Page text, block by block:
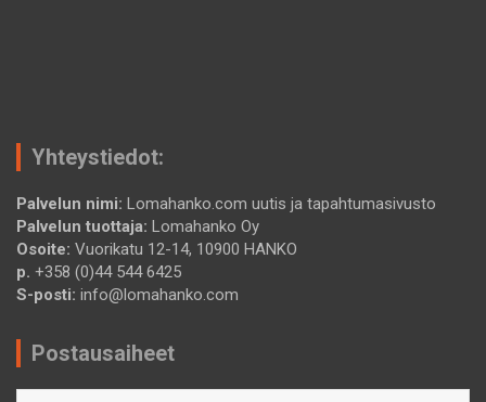
Yhteystiedot:
Palvelun nimi: Lomahanko.com uutis ja tapahtumasivusto
Palvelun tuottaja: Lomahanko Oy
Osoite: Vuorikatu 12-14, 10900 HANKO
p. +358 (0)44 544 6425
S-posti: info@lomahanko.com
Postausaiheet